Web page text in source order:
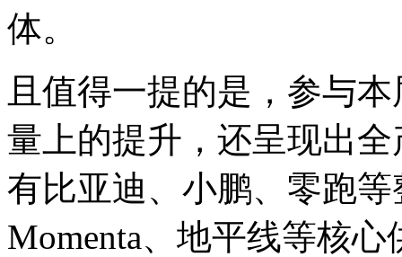
体。
且值得一提的是，参与
量上的提升，还呈现出
有比亚迪、小鹏、零跑
Momenta、地平线等核